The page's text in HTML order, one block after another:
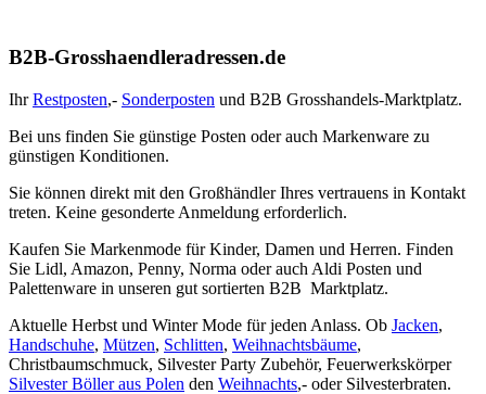
B2B-Grosshaendleradressen.de
IhrRestposten,- Sonderposten und B2B Grosshandels-Marktplatz.
Bei uns finden Sie günstige Posten oder auch Markenware zu
günstigen Konditionen.
Sie können direkt mit den Großhändler Ihres vertrauens in Kontakt
treten. Keine gesonderte Anmeldung erforderlich.
Kaufen Sie Markenmode für Kinder, Damen und Herren. Finden
Sie Lidl, Amazon, Penny, Norma oder auch Aldi Posten und
Palettenware in unseren gut sortierten B2B Marktplatz.
Aktuelle Herbst und Winter Mode für jeden Anlass. Ob Jacken,
Handschuhe, Mützen, Schlitten, Weihnachtsbäume,
Christbaumschmuck, Silvester Party Zubehör, Feuerwerkskörper
Silvester Böller aus Polen den Weihnachts,- oder Silvesterbraten.